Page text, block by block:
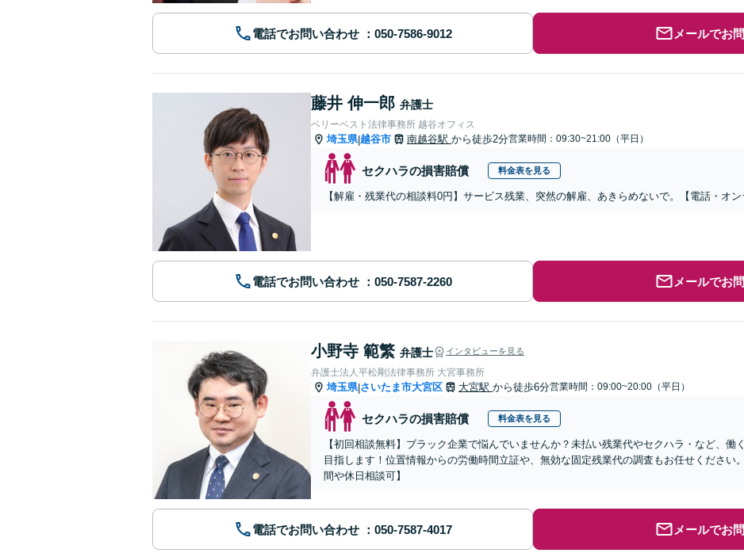
電話でお問い合わせ メールでお
藤井 伸一郎 弁護士
ベリーベスト法律事務所 越谷オフィス
埼玉県|越谷市 南越谷駅 から徒歩2分営業時間：09:30~21:00（平日）
セクハラの損害賠償 料金表を見る
【解雇・残業代の相談料0円】サービス残業、突然の解雇、あきらめないで。【電話・オン
電話でお問い合わせ メールでお
小野寺 範繁 弁護士 インタビューを見る
弁護士法人平松剛法律事務所 大宮事務所
埼玉県|さいたま市大宮区 大宮駅 から徒歩6分営業時間：09:00~20:00（平日）
セクハラの損害賠償 料金表を見る
【初回相談無料】ブラック企業で悩んでいませんか？未払い残業代やセクハラ・など、働
目指します！位置情報からの労働時間立証や、無効な固定残業代の調査もお任せください
間や休日相談可】
電話でお問い合わせ メールでお